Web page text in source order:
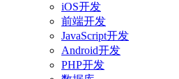
iOS开发
前端开发
JavaScript开发
Android开发
PHP开发